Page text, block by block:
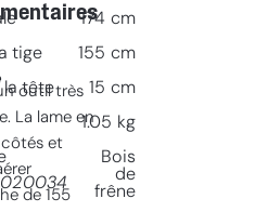
outil très
La lame en
côtés et
de 155
174 cm
tige 155 cm
la tête 15 cm
1.05 kg
Bois
de
frêne